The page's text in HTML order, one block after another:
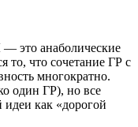
это анаболические
то, что сочетание ГР с
многократно.
один ГР), но все
как «дорогой